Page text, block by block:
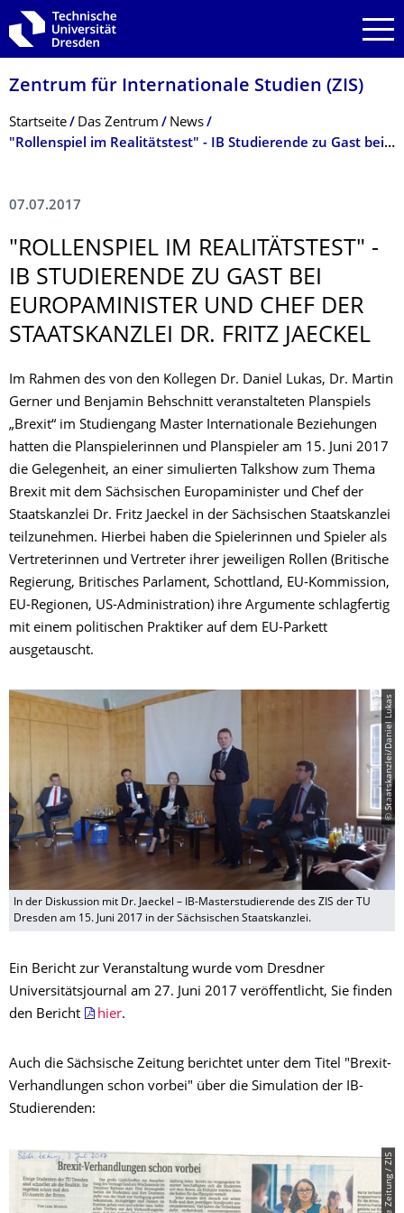
Zur Hauptnavigation springen
Zur Suche springen
Zum Inhalt springen
Zentrum für Internationale Studien (ZIS)
Breadcrumb-Menü
Startseite Das Zentrum
News
"Rollenspiel im Realitätstest" - IB Studierende zu Gast bei Europaminister und Chef der Staatskanzlei Dr. Fritz Jaeckel
07.07.2017
"ROLLENSPIEL IM REALITÄTSTEST" -
IB STUDIERENDE ZU GAST BEI
EUROPAMINISTER UND CHEF DER
STAATSKANZLEI DR. FRITZ JAECKEL
Im Rahmen des von den Kollegen Dr. Daniel Lukas, Dr. Martin
Gerner und Benjamin Behschnitt veranstalteten Planspiels
„Brexit“ im Studiengang Master Internationale Beziehungen
hatten die Planspielerinnen und Planspieler am 15. Juni 2017
die Gelegenheit, an einer simulierten Talkshow zum Thema
Brexit mit dem Sächsischen Europaminister und Chef der
Staatskanzlei Dr. Fritz Jaeckel in der Sächsischen Staatskanzlei
teilzunehmen. Hierbei haben die Spielerinnen und Spieler als
Vertreterinnen und Vertreter ihrer jeweiligen Rollen (Britische
Regierung, Britisches Parlament, Schottland, EU-Kommission,
EU-Regionen, US-Administration) ihre Argumente schlagfertig
mit einem politischen Praktiker auf dem EU-Parkett
ausgetauscht.
© Staatskanzlei/Daniel Lukas
In der Diskussion mit Dr. Jaeckel – IB-Masterstudierende des ZIS der TU
Dresden am 15. Juni 2017 in der Sächsischen Staatskanzlei.
Ein Bericht zur Veranstaltung wurde vom Dresdner
Universitätsjournal am 27. Juni 2017 veröffentlicht, Sie finden
den Bericht
hier.
Auch die Sächsische Zeitung berichtet unter dem Titel "Brexit-
Verhandlungen schon vorbei" über die Simulation der IB-
Studierenden: